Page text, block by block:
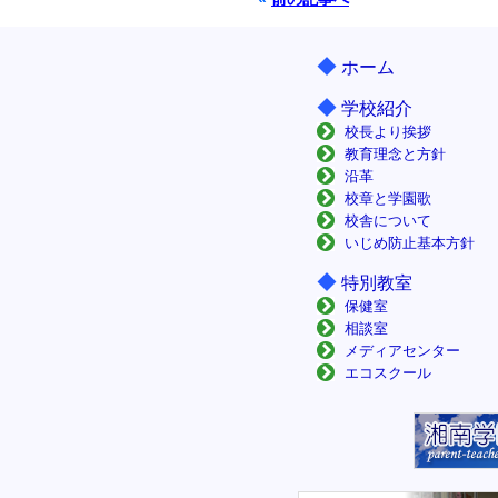
◆ ホーム
◆ 学校紹介
校長より挨拶
教育理念と方針
沿革
校章と学園歌
校舎について
いじめ防止基本方針
◆ 特別教室
保健室
相談室
メディアセンター
エコスクール